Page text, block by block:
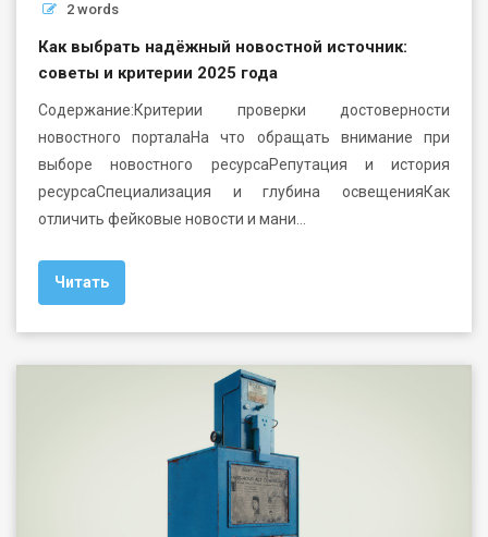
2 words
Как выбрать надёжный новостной источник:
советы и критерии 2025 года
Содержание:Критерии проверки достоверности
новостного порталаНа что обращать внимание при
выборе новостного ресурсаРепутация и история
ресурсаСпециализация и глубина освещенияКак
отличить фейковые новости и мани…
Читать